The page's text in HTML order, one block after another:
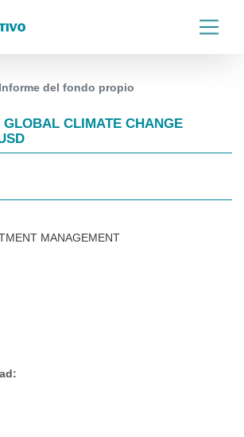
del fondo propio
GLOBAL CLIMATE CHANGE
MANAGEMENT